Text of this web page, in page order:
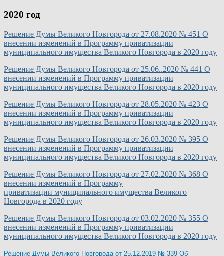
2020 год
Решение Думы Великого Новгорода от 27.08.2020 № 451 О
внесении изменений в Программу приватизации
муниципального имущества Великого Новгорода в 2020 году
Решение Думы Великого Новгорода от 25.06..2020 № 441 О
внесении изменений в Программу приватизации
муниципального имущества Великого Новгорода в 2020 году
Решение Думы Великого Новгорода от 28.05.2020 № 423 О
внесении изменений в Программу приватизации
муниципального имущества Великого Новгорода в 2020 году
Решение Думы Великого Новгорода от 26.03.2020 № 395 О
внесении изменений в Программу приватизации
муниципального имущества Великого Новгорода в 2020 году
Решение Думы Великого Новгорода от 27.02.2020 № 368 О
внесении изменений в Программу
приватизации муниципального имущества Великого
Новгорода в 2020 году
Решение Думы Великого Новгорода от 03.02.2020 № 355 О
внесении изменений в Программу приватизации
муниципального имущества Великого Новгорода в 2020 году
Решение Думы Великого Новгорода от 25.12.2019 № 339 Об